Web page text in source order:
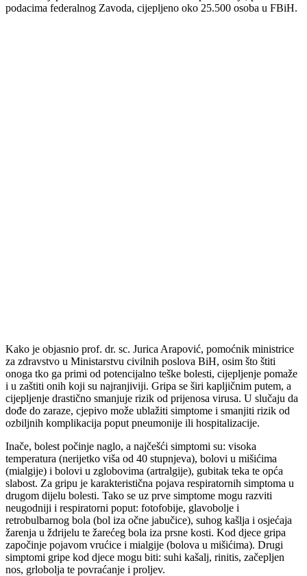
podacima federalnog Zavoda, cijepljeno oko 25.500 osoba u FBiH.
Kako je objasnio prof. dr. sc. Jurica Arapović, pomoćnik ministrice
za zdravstvo u Ministarstvu civilnih poslova BiH, osim što štiti
onoga tko ga primi od potencijalno teške bolesti, cijepljenje pomaže
i u zaštiti onih koji su najranjiviji. Gripa se širi kapljičnim putem, a
cijepljenje drastično smanjuje rizik od prijenosa virusa. U slučaju da
dođe do zaraze, cjepivo može ublažiti simptome i smanjiti rizik od
ozbiljnih komplikacija poput pneumonije ili hospitalizacije.
Inače, bolest počinje naglo, a najčešći simptomi su: visoka
temperatura (nerijetko viša od 40 stupnjeva), bolovi u mišićima
(mialgije) i bolovi u zglobovima (artralgije), gubitak teka te opća
slabost. Za gripu je karakteristična pojava respiratornih simptoma u
drugom dijelu bolesti. Tako se uz prve simptome mogu razviti
neugodniji i respiratorni poput: fotofobije, glavobolje i
retrobulbarnog bola (bol iza očne jabučice), suhog kašlja i osjećaja
žarenja u ždrijelu te žarećeg bola iza prsne kosti. Kod djece gripa
započinje pojavom vrućice i mialgije (bolova u mišićima). Drugi
simptomi gripe kod djece mogu biti: suhi kašalj, rinitis, začepljen
nos, grlobolja te povraćanje i proljev.